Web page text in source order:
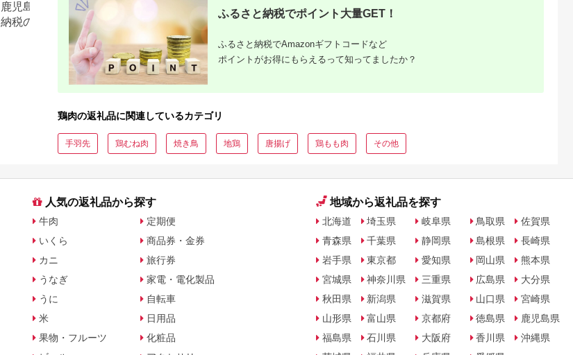
鹿児島県指宿市のふるさと
納税のご紹介
宮崎県小林市のふるさと納
税のご紹介
ふるさと納税でポイント大量GET！
ふるさと納税でAmazonギフトコードなど
ポイントがお得にもらえるって知ってましたか？
鶏肉の返礼品に関連しているカテゴリ
手羽先 鶏むね肉 焼き鳥 地鶏 唐揚げ 鶏もも肉 その他
人気の返礼品から探す
牛肉
いくら
カニ
うなぎ
うに
米
果物・フルーツ
定期便
商品券・金券
旅行券
家電・電化製品
自転車
日用品
化粧品
地域から返礼品を探す
北海道
青森県
岩手県
宮城県
秋田県
山形県
福島県
埼玉県
千葉県
東京都
神奈川県
新潟県
富山県
石川県
岐阜県
静岡県
愛知県
三重県
滋賀県
京都府
大阪府
鳥取県
島根県
岡山県
広島県
山口県
徳島県
香川県
佐賀県
長崎県
熊本県
大分県
宮崎県
鹿児島県
沖縄県